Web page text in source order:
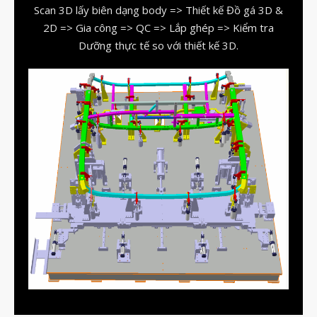
vật liệu in 3D tiếp xúc dầu
vật liệu in 3D kháng dung môi
đọc datasheet vật liệu in 3D
phun hạt mài chi tiết in 3D
Tháng Tám 2026
Tháng Bảy 2026
Tháng Năm 2026
Tháng Tư 2026
Tháng Ba 2026
Scan 3D lấy biên dạng body => Thiết kế Đồ gá 3D &
2D => Gia công => QC => Lắp ghép => Kiểm tra
Dưỡng thực tế so với thiết kế 3D.